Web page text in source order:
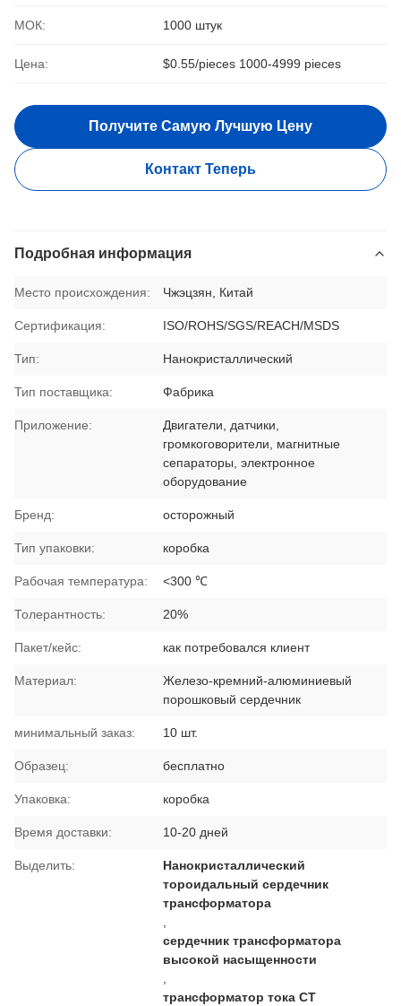
МОК: 1000 штук
Цена: $0.55/pieces 1000-4999 pieces
Получите Самую Лучшую Цену
Контакт Теперь
Подробная информация
Место происхождения: Чжэцзян, Китай
Сертификация: ISO/ROHS/SGS/REACH/MSDS
Тип: Нанокристаллический
Тип поставщика: Фабрика
Приложение:
Двигатели, датчики,
громкоговорители, магнитные
сепараторы, электронное
оборудование
Бренд: осторожный
Тип упаковки: коробка
Рабочая температура: <300 ℃
Толерантность: 20%
Пакет/кейс: как потребовался клиент
Материал:
Железо-кремний-алюминиевый
порошковый сердечник
минимальный заказ: 10 шт.
Образец: бесплатно
Упаковка: коробка
Время доставки: 10-20 дней
Выделить:
Нанокристаллический
тороидальный сердечник
трансформатора
сердечник трансформатора
высокой насыщенности
трансформатор тока CT